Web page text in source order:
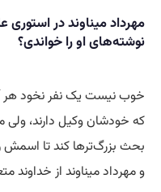
مهرداد میناوند در
نوشته‌های او را خواندی؟
که خودشان وکیل دارند،
بحث بزرگ‌ترها کند تا اسمش
و مهرداد میناوند از